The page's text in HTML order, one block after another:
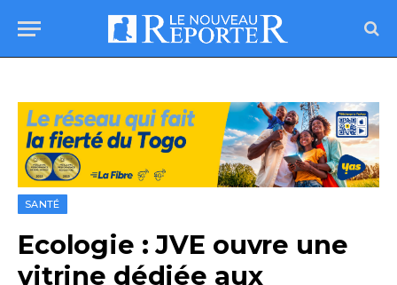
SANTÉ
Ecologie : JVE ouvre une
vitrine dédiée aux